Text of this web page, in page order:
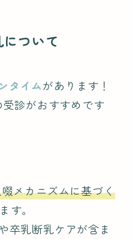
ついて
タイムがあります！
診がおすすめです
メカニズムに基づく
す。
卒乳断乳ケアが含ま